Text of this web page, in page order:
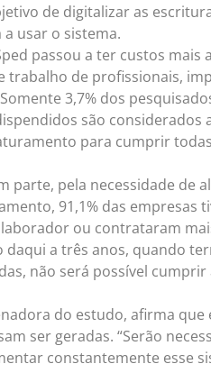
de digitalizar as
usar o sistema.
passou a ter custos mais
de profissionais,
3,7% dos
são considerados
para cumprir
parte, pela necessidade de
91,1% das empresas
ou contrataram
a três anos, quando
não será possível cumprir
do estudo, afirma que
ser geradas. “Serão
constantemente esse